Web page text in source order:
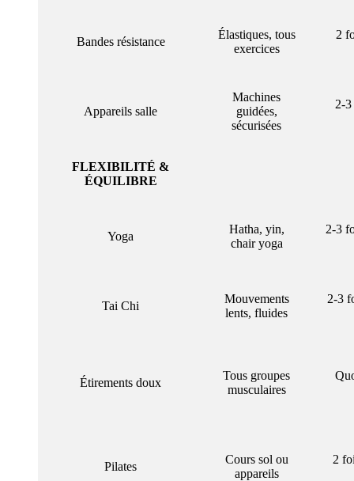
Bandes résistance
Élastiques, tous
exercices
2
Appareils salle
Machines
guidées,
sécurisées
2-
FLEXIBILITÉ &
ÉQUILIBRE
Yoga
Hatha, yin,
chair yoga
2-3
Tai Chi
Mouvements
lents, fluides
2-3
Étirements doux
Tous groupes
musculaires
Pilates
Cours sol ou
appareils
2